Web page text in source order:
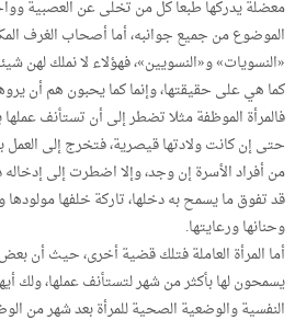
معضلة يدركها طبعا كل من تخلى عن العصبية
الموضوع من جميع جوانبه، أما أصحاب الغرف
«النسويات» و«النسويين»، فهؤلاء لا نملك لهن
كما هي على حقيقتها، وإنما كما يحبون هم أن
فالمرأة الموظفة مثلا تضطر إلى أن تستأنف
حتى إن كانت ولادتها قيصرية، فتخرج إلى
من أفراد الأسرة إن وجد، وإلا اضطرت إلى
قد تفوق ما يسمح به دخلها، تاركة خلفها
وحنانها ورعايتها.
أما المرأة العاملة فتلك قضية أخرى، حيث أن
يسمحون لها بأكثر من شهر لتستأنف عملها، ولك
النفسية والوضعية الصحية للمرأة بعد شهر من